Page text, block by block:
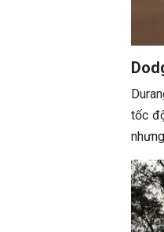
tốc